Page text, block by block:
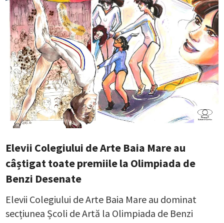
Elevii Colegiului de Arte Baia Mare au
câștigat toate premiile la Olimpiada de
Benzi Desenate
Elevii Colegiului de Arte Baia Mare au dominat
secțiunea Școli de Artă la Olimpiada de Benzi